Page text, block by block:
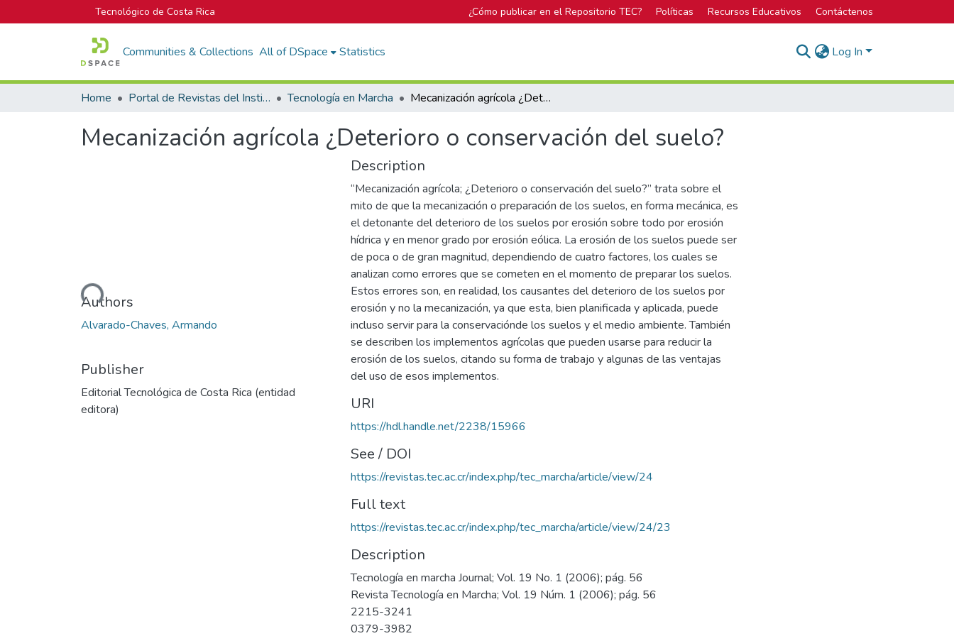
Tecnológico de Costa Rica ¿Cómo publicar en el Repositorio TEC? Políticas Recursos Educativos Contáctenos
Communities & Collections All of DSpace Statistics Log In
Home Portal de Revistas del Instituto Tecnológico de Costa Rica Tecnología en Marcha Mecanización agrícola ¿Deterioro o conservación del suelo?
Mecanización agrícola ¿Deterioro o conservación del suelo?
Loading...
Authors
Alvarado-Chaves, Armando
Publisher
Editorial Tecnológica de Costa Rica (entidad
editora)
Description
“Mecanización agrícola; ¿Deterioro o conservación del suelo?” trata sobre el
mito de que la mecanización o preparación de los suelos, en forma mecánica, es
el detonante del deterioro de los suelos por erosión sobre todo por erosión
hídrica y en menor grado por erosión eólica. La erosión de los suelos puede ser
de poca o de gran magnitud, dependiendo de cuatro factores, los cuales se
analizan como errores que se cometen en el momento de preparar los suelos.
Estos errores son, en realidad, los causantes del deterioro de los suelos por
erosión y no la mecanización, ya que esta, bien planificada y aplicada, puede
incluso servir para la conservaciónde los suelos y el medio ambiente. También
se describen los implementos agrícolas que pueden usarse para reducir la
erosión de los suelos, citando su forma de trabajo y algunas de las ventajas
del uso de esos implementos.
URI
https://hdl.handle.net/2238/15966
See / DOI
https://revistas.tec.ac.cr/index.php/tec_marcha/article/view/24
Full text
https://revistas.tec.ac.cr/index.php/tec_marcha/article/view/24/23
Description
Tecnología en marcha Journal; Vol. 19 No. 1 (2006); pág. 56
Revista Tecnología en Marcha; Vol. 19 Núm. 1 (2006); pág. 56
2215-3241
0379-3982